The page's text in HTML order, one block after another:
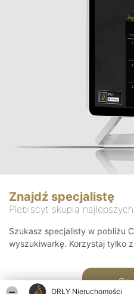
ORŁY Nieruchomości
Znajdź specjalistę
Plebiscyt skupia
Szukasz specjalisty w pobliżu
wyszukiwarkę. Korzystaj tylko z